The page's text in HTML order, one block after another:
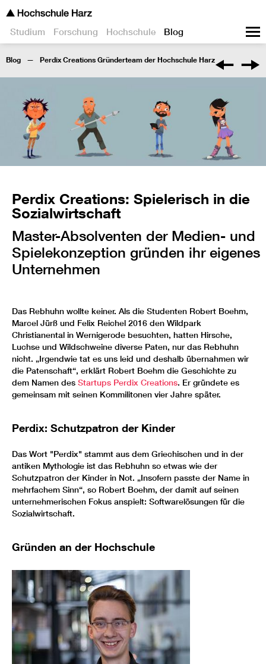
Studium Forschung Hochschule Blog
Blog Perdix Creations Gründerteam der Hochschule Harz
Perdix Creations: Spielerisch in die
Sozialwirtschaft
Master-Absolventen der Medien- und
Spielekonzeption gründen ihr eigenes
Unternehmen
Das Rebhuhn wollte keiner. Als die Studenten Robert Boehm,
Marcel Jürß und Felix Reichel 2016 den Wildpark
Christianental in Wernigerode besuchten, hatten Hirsche,
Luchse und Wildschweine diverse Paten, nur das Rebhuhn
nicht. „Irgendwie tat es uns leid und deshalb übernahmen wir
die Patenschaft“, erklärt Robert Boehm die Geschichte zu
dem Namen des Startups Perdix Creations. Er gründete es
gemeinsam mit seinen Kommilitonen vier Jahre später.
Perdix: Schutzpatron der Kinder
Das Wort "Perdix" stammt aus dem Griechischen und in der
antiken Mythologie ist das Rebhuhn so etwas wie der
Schutzpatron der Kinder in Not. „Insofern passte der Name in
mehrfachem Sinn“, so Robert Boehm, der damit auf seinen
unternehmerischen Fokus anspielt: Softwarelösungen für die
Sozialwirtschaft.
Gründen an der Hochschule